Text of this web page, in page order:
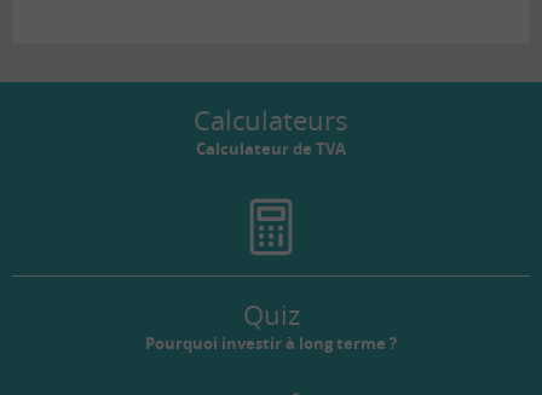
Calculateurs
Calculateur de TVA
Quiz
Pourquoi investir à long terme ?